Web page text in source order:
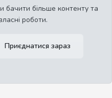
бачити більше контенту та
роботи.
Приєднатися зараз